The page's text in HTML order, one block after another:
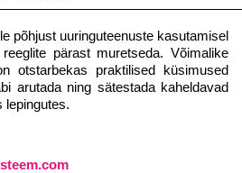
põhjust uuringuteenuste kasutamisel
pärast muretseda. Võimalike
otstarbekas praktilised küsimused
arutada ning sätestada kaheldavad
lepingutes.